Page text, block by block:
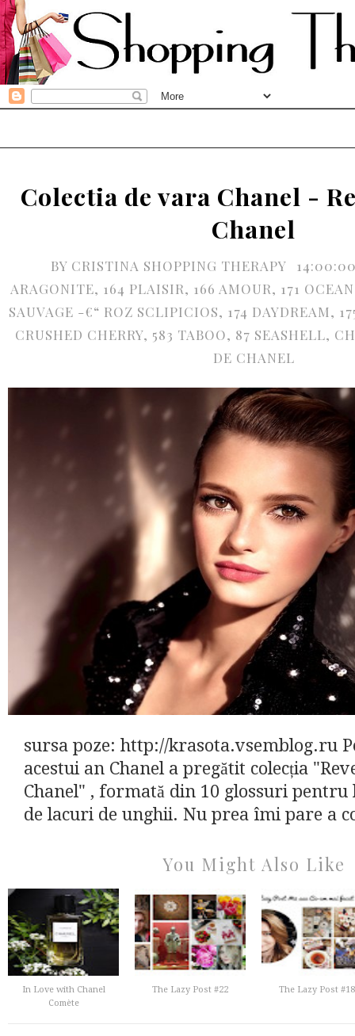
Colectia de vara Chanel -
Chanel
BY CRISTINA SHOPPING THERAPY
ARAGONITE, 164 PLAISIR, 166 AMOUR, 171
SAUVAGE -€“ ROZ SCLIPICIOS, 174 DAYDREAM,
CRUSHED CHERRY, 583 TABOO, 87 SEASHELL,
DE CHANEL
sursa poze: http://krasota.vsemblog.ru
acestui an Chanel a pregătit colecția
Chanel" , formată din 10 glossuri pentru
de lacuri de unghii. Nu prea îmi pare a
You Might Also Like
In Love with Chanel
Comète
The Lazy Post #22 The Lazy Post #18